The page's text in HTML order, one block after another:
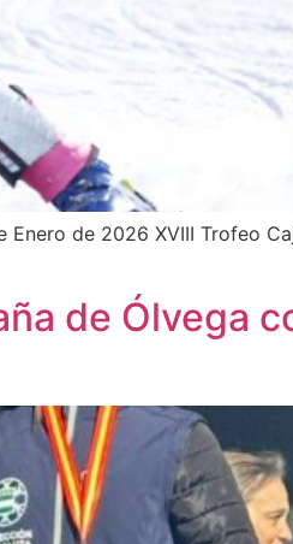
de 2026 XVIII Trofeo
de Ólvega